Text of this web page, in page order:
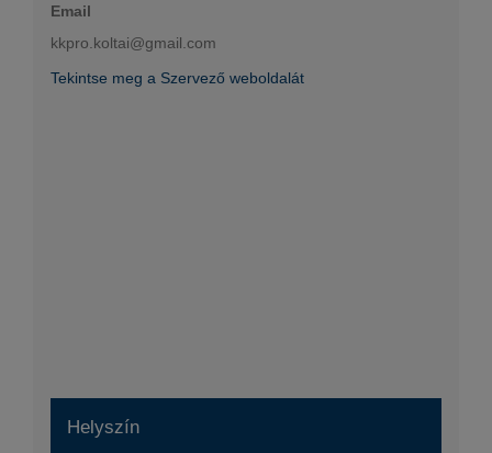
Email
kkpro.koltai@gmail.com
Tekintse meg a Szervező weboldalát
Helyszín